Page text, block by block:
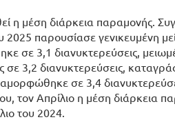
η μέση διάρκεια παραμονής.
2025 παρουσίασε γενικευμένη
σε 3,1 διανυκτερεύσεις,
σε 3,2 διανυκτερεύσεις,
σε 3,4
τον Απρίλιο η μέση
του 2024.